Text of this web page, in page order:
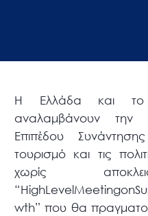
H Ελλάδα και το
αναλαμβάνουν την
Επιπέδου
τουρισμό και τις
χωρίς
wth” που θα